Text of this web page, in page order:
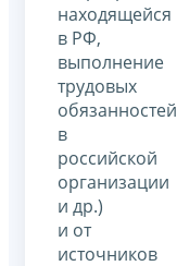
находящейся
в РФ,
выполнение
трудовых
обязанностей
в
российской
организации
и др.)
и от
источников